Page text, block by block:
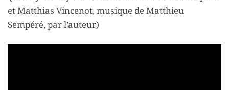
et Matthias Vincenot, musique de Matthieu
Sempéré, par l’auteur)